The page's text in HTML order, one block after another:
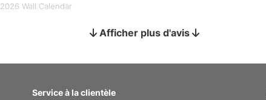
Wall Calendar
Afficher plus d'avis
Service à la clientèle